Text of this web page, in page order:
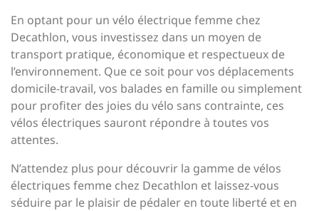
En optant pour un vélo électrique femme chez
Decathlon, vous investissez dans un moyen de
transport pratique, économique et respectueux de
l’environnement. Que ce soit pour vos déplacements
domicile-travail, vos balades en famille ou simplement
pour profiter des joies du vélo sans contrainte, ces
vélos électriques sauront répondre à toutes vos
attentes.
N’attendez plus pour découvrir la gamme de vélos
électriques femme chez Decathlon et laissez-vous
séduire par le plaisir de pédaler en toute liberté et en